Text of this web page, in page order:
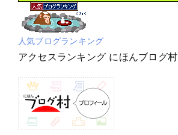
人気ブログランキング
アクセスランキング にほんブログ村